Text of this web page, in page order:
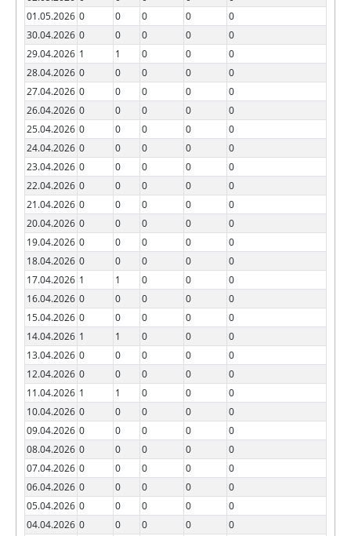
01.05.2026 0 0 0 0
0
30.04.2026 0 0 0 0
0
29.04.2026 1 1 0 0
0
28.04.2026 0 0 0 0
0
27.04.2026 0 0 0 0
0
26.04.2026 0 0 0 0
0
25.04.2026 0 0 0 0
0
24.04.2026 0 0 0 0
0
23.04.2026 0 0 0 0
0
22.04.2026 0 0 0 0
0
21.04.2026 0 0 0 0
0
20.04.2026 0 0 0 0
0
19.04.2026 0 0 0 0
0
18.04.2026 0 0 0 0
0
17.04.2026 1 1 0 0
0
16.04.2026 0 0 0 0
0
15.04.2026 0 0 0 0
0
14.04.2026 1 1 0 0
0
13.04.2026 0 0 0 0
0
12.04.2026 0 0 0 0
0
11.04.2026 1 1 0 0
0
10.04.2026 0 0 0 0
0
09.04.2026 0 0 0 0
0
08.04.2026 0 0 0 0
0
07.04.2026 0 0 0 0
0
06.04.2026 0 0 0 0
0
05.04.2026 0 0 0 0
0
04.04.2026 0 0 0 0
0